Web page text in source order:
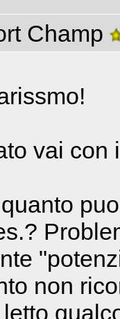
Champ
vai con
non